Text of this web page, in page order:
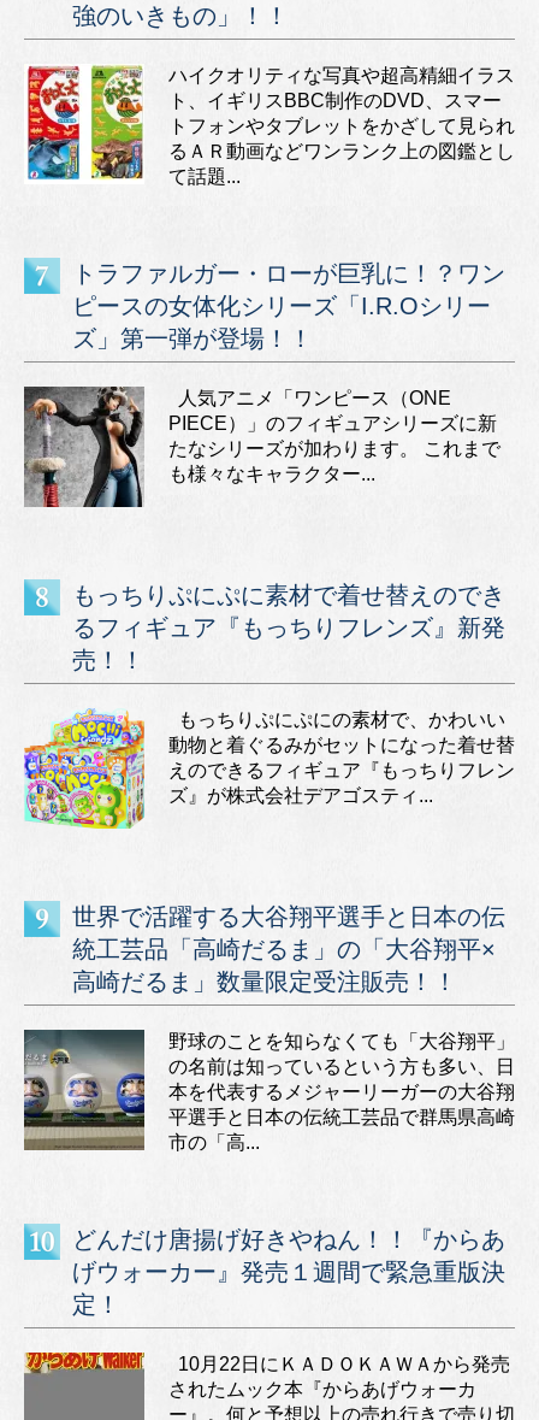
強のいきもの」！！
ハイクオリティな写真や超高精細イラス
ト、イギリスBBC制作のDVD、スマー
トフォンやタブレットをかざして見られ
るＡＲ動画などワンランク上の図鑑とし
て話題...
トラファルガー・ローが巨乳に！？ワン
ピースの女体化シリーズ「I.R.Oシリー
ズ」第一弾が登場！！
人気アニメ「ワンピース（ONE
PIECE）」のフィギュアシリーズに新
たなシリーズが加わります。 これまで
も様々なキャラクター...
もっちりぷにぷに素材で着せ替えのでき
るフィギュア『もっちりフレンズ』新発
売！！
もっちりぷにぷにの素材で、かわいい
動物と着ぐるみがセットになった着せ替
えのできるフィギュア『もっちりフレン
ズ』が株式会社デアゴスティ...
世界で活躍する大谷翔平選手と日本の伝
統工芸品「高崎だるま」の「大谷翔平×
高崎だるま」数量限定受注販売！！
野球のことを知らなくても「大谷翔平」
の名前は知っているという方も多い、日
本を代表するメジャーリーガーの大谷翔
平選手と日本の伝統工芸品で群馬県高崎
市の「高...
どんだけ唐揚げ好きやねん！！『からあ
げウォーカー』発売１週間で緊急重版決
定！
10月22日にＫＡＤＯＫＡＷＡから発売
されたムック本『からあげウォーカ
ー』。何と予想以上の売れ行きで売り切